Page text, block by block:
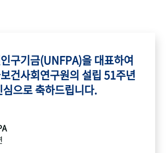
구기금(UNFPA)을 대표하여
건사회연구원의 설립 51주년
심으로 축하드립니다.